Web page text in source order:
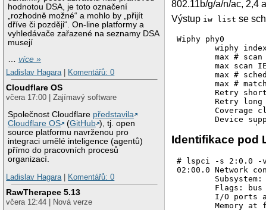
hodnotou DSA, je toto označení
„rozhodně možné“ a mohlo by „přijít
dříve či později“. On-line platformy a
vyhledávače zařazené na seznamy DSA
musejí
…více »
Ladislav Hagara
Komentářů: 0
Cloudflare OS
včera 17:00 | Zajímavý software
Společnost Cloudflare představila
Cloudflare OS
(GitHub ), tj. open
source platformu navrženou pro
integraci umělé inteligence (agentů)
přímo do pracovních procesů
organizací.
Ladislav Hagara
Komentářů: 0
RawTherapee 5.13
včera 12:44 | Nová verze
802.11b/g/a/n/ac, 2,4
Výstup iw list se
Wiphy phy0
	wiphy index: 0
	max # scan SSIDs: 4
	max scan IEs length: 2243 bytes
	max # sched scan SSIDs: 0
	max # match sets: 0
	Retry short limit: 7
	Retry long limit: 4
	Coverage class: 0 (up to 0m)
	Device supports RSN-IBSS.
		* WEP40 (00-0f-ac:1)
		* WEP104 (00-0f-ac:5)
		* CCMP-128 (00-0f-ac:4)
		* CCMP-256 (00-0f-ac:10)
		* GCMP-128 (00-0f-ac:8)
		* GCMP-256 (00-0f-ac:9)
		* CMAC (00-0f-ac:6)
Identifikace pod
# lspci -s 2:0.0 -
02:00.0 Network
Subsystem:
Flags: bus
I/O ports
Memory at